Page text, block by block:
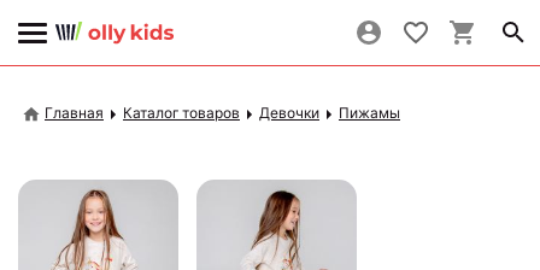
Главная Каталог товаров Девочки Пижамы